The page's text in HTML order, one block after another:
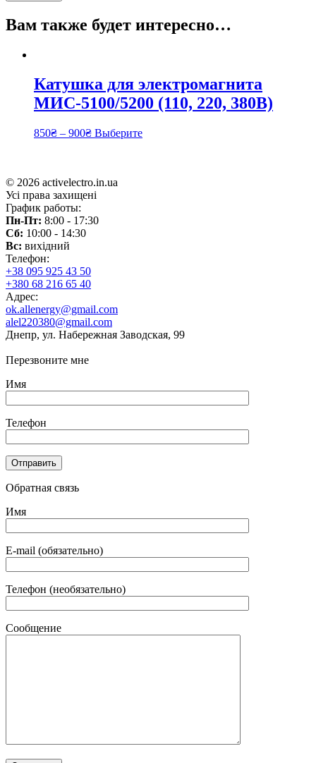
Вам также будет интересно…
Катушка для электромагнита
МИС-5100/5200 (110, 220, 380В)
850₴ – 900₴ Выберите
© 2026 activelectro.in.ua
Усі права захищені
График работы:
Пн-Пт: 8:00 - 17:30
Сб: 10:00 - 14:30
Вс: вихідний
Телефон:
+38 095 925 43 50
+380 68 216 65 40
Адрес:
ok.allenergy@gmail.com
alel220380@gmail.com
Днепр, ул. Набережная Заводская, 99
Перезвоните мне
Имя
Телефон
Обратная связь
Имя
E-mail (обязательно)
Телефон (необязательно)
Сообщение